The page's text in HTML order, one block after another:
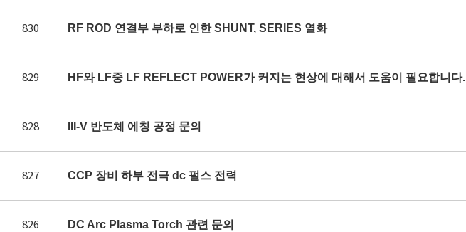
830 RF ROD 연결부 부하로 인한 SHUNT, SERIES 열화
829 HF와 LF중 LF REFLECT POWER가 커지는 현상에 대해서 도움이 필요합니다.
828 III-V 반도체 에칭 공정 문의
827 CCP 장비 하부 전극 dc 펄스 전력
826 DC Arc Plasma Torch 관련 문의